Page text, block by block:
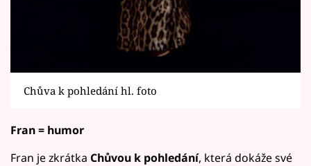
Chůva k pohledání hl. foto
Fran = humor
Fran je zkrátka Chůvou k pohledání, která dokáže své